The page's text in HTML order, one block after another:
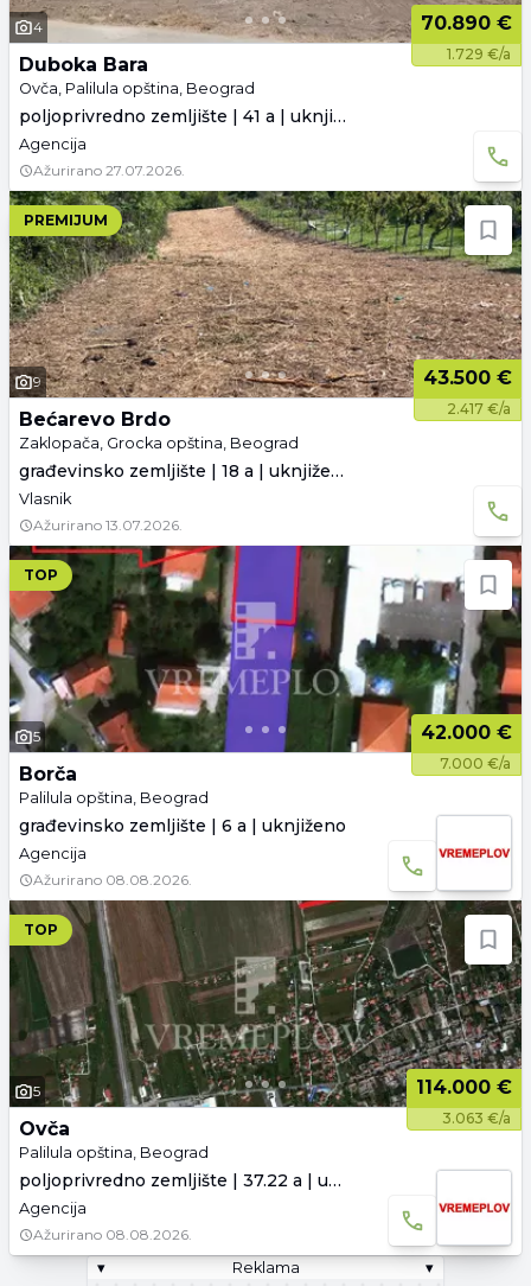
4 70.890 €
1.729 €/a
Duboka Bara
Ovča, Palilula opština, Beograd
poljoprivredno zemljište | 41 a | uknjiženo
Agencija
Ažurirano 27.07.2026.
PREMIJUM
9 43.500 €
2.417 €/a
Bećarevo Brdo
Zaklopača, Grocka opština, Beograd
građevinsko zemljište | 18 a | uknjiženo
Vlasnik
Ažurirano 13.07.2026.
TOP
5 42.000 €
7.000 €/a
Borča
Palilula opština, Beograd
građevinsko zemljište | 6 a | uknjiženo
Agencija
Ažurirano 08.08.2026.
TOP
5 114.000 €
3.063 €/a
Ovča
Palilula opština, Beograd
poljoprivredno zemljište | 37.22 a | uknjiženo
Agencija
Ažurirano 08.08.2026.
▾
Reklama ▾